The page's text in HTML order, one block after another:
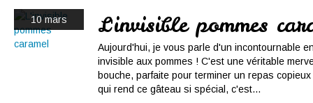
10 mars L'invisible pommes
Aujourd'hui, je vous parle d'un incontournable
invisible aux pommes ! C'est une véritable
bouche, parfaite pour terminer un repas
qui rend ce gâteau si spécial, c'est...